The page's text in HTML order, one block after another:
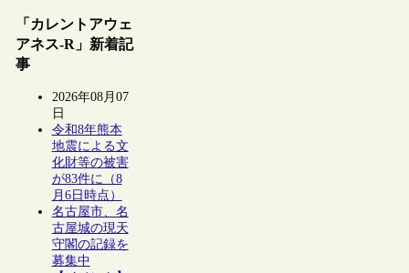
「カレントアウェ
アネス-R」新着記
事
2026年08月07
日
令和8年熊本
地震による文
化財等の被害
が83件に（8
月6日時点）
名古屋市、名
古屋城の現天
守閣の記録を
募集中